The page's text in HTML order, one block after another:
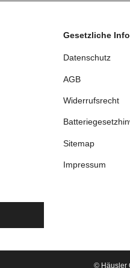
Gesetzliche
Datenschutz
AGB
Widerrufsrecht
Sitemap
Impressum
© Häusler